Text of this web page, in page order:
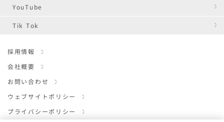
YouTube
Tik Tok
採用情報
会社概要
お問い合わせ
ウェブサイトポリシー
プライバシーポリシー